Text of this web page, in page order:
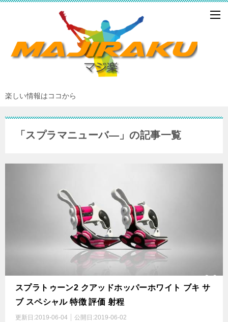
楽しい情報はココから
「スプラマニューバ―」の記事一覧
スプラトゥーン2 クアッドホッパーホワイト ブキ サ
ブ スペシャル 特徴 評価 射程
更新日:2019-06-04 公開日:2019-06-02